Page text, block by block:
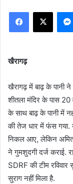
Facebook
X
खैरागढ़
खैरागढ़ में बाढ़ के पानी ने
शीतला मंदिर के पास 20
के साथ बाढ़ के पानी में
की तेज धार में फंस गया.
निकल आए, लेकिन अमित
ने गुमशुदगी दर्ज कराई.
SDRF की टीम
सुराग नहीं मिला है.